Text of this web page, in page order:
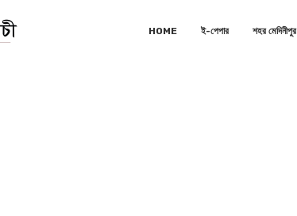
HOME ই-পেপার শহর মেদিনীপুর